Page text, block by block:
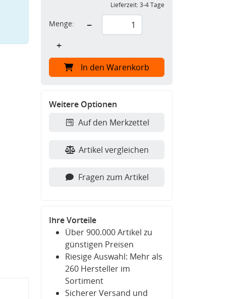
Lieferzeit:3-4 Tage
Menge:
−
+
In den Warenkorb
Weitere Optionen
Auf den Merkzettel
Artikel vergleichen
Fragen zum Artikel
Ihre Vorteile
Über 900.000 Artikel zu
günstigen Preisen
Riesige Auswahl: Mehr als
260 Hersteller im
Sortiment
Sicherer Versand und